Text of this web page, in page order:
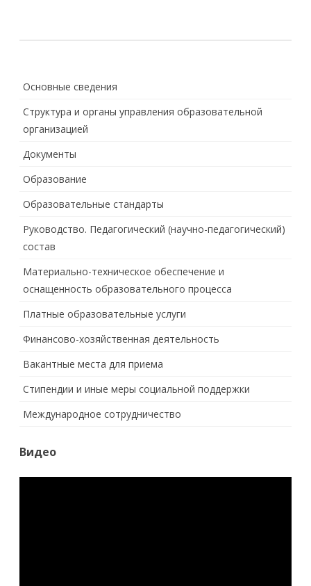
Основные сведения
Структура и органы управления образовательной
организацией
Документы
Образование
Образовательные стандарты
Руководство. Педагогический (научно-педагогический)
состав
Материально-техническое обеспечение и
оснащенность образовательного процесса
Платные образовательные услуги
Финансово-хозяйственная деятельность
Вакантные места для приема
Стипендии и иные меры социальной поддержки
Международное сотрудничество
Видео